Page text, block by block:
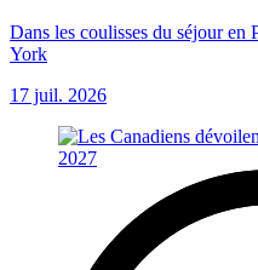
Dans les coulisses du séjour en
York
17 juil. 2026